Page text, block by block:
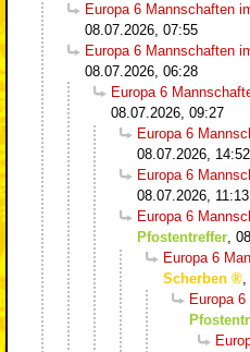
Europa 6 Mannschaften
08.07.2026, 07:55
Europa 6 Mannschaften
08.07.2026, 06:28
Europa 6
08.07.2026, 09:27
Europa 6
08.07.2026, 14:52
Europa 6
08.07.2026, 11:13
Europa 6
Pfostentreffer,
Europa 6
Scherben
,
Europa